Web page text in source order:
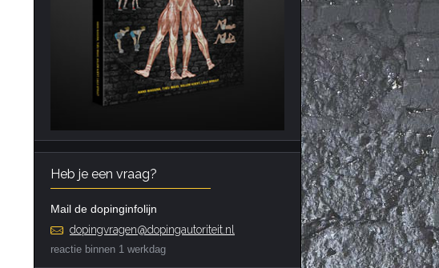
Heb je een vraag?
Mail de dopinginfolijn
dopingvragen@dopingautoriteit.nl
reactie binnen 1 werkdag